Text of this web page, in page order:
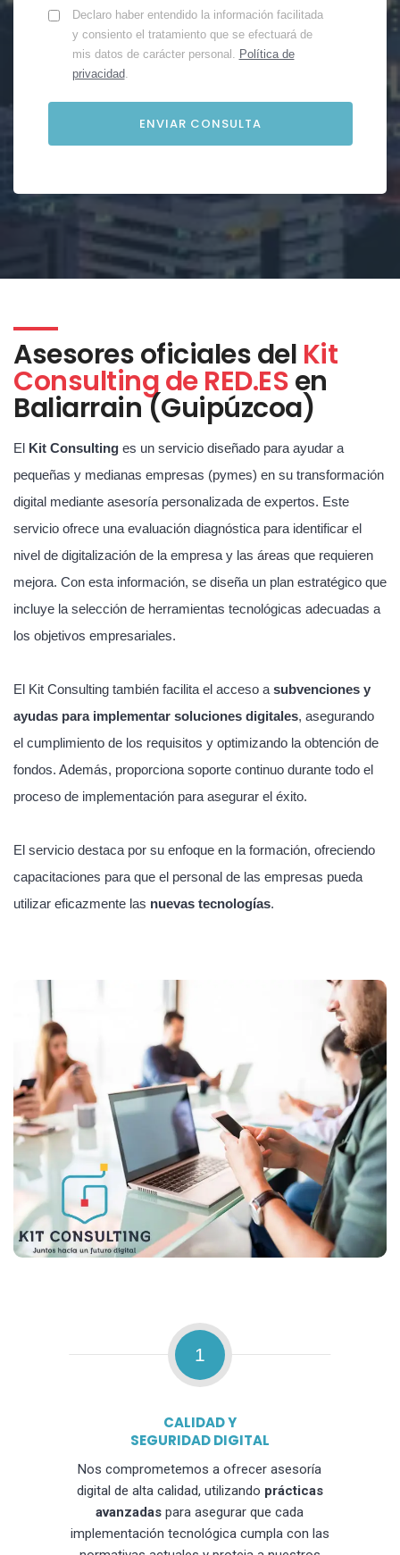
Declaro haber entendido la información facilitada
y consiento el tratamiento que se efectuará de
mis datos de carácter personal. Política de
privacidad.
Asesores oficiales del Kit
Consulting de RED.ESen
Baliarrain (Guipúzcoa)
El Kit Consulting es un servicio diseñado para ayudar a
pequeñas y medianas empresas (pymes) en su transformación
digital mediante asesoría personalizada de expertos. Este
servicio ofrece una evaluación diagnóstica para identificar el
nivel de digitalización de la empresa y las áreas que requieren
mejora. Con esta información, se diseña un plan estratégico que
incluye la selección de herramientas tecnológicas adecuadas a
los objetivos empresariales.
El Kit Consulting también facilita el acceso a subvenciones y
ayudas para implementar soluciones digitales, asegurando
el cumplimiento de los requisitos y optimizando la obtención de
fondos. Además, proporciona soporte continuo durante todo el
proceso de implementación para asegurar el éxito.
El servicio destaca por su enfoque en la formación, ofreciendo
capacitaciones para que el personal de las empresas pueda
utilizar eficazmente las nuevas tecnologías.
1
CALIDAD Y
SEGURIDAD DIGITAL
Nos comprometemos a ofrecer asesoría
digital de alta calidad, utilizando prácticas
avanzadas para asegurar que cada
implementación tecnológica cumpla con las